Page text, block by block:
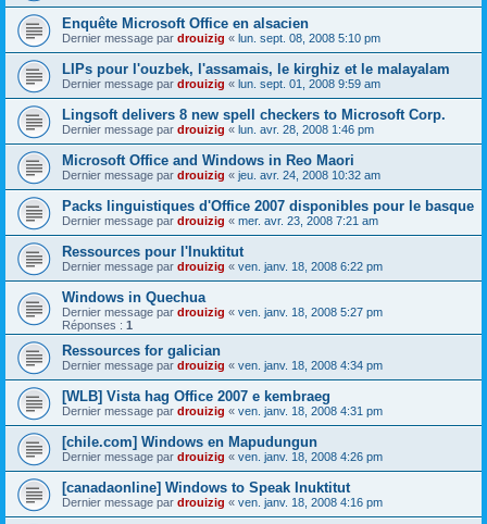
Enquête Microsoft Office en alsacien
Dernier message par drouizig « lun. sept. 08, 2008 5:10 pm
LIPs pour l'ouzbek, l'assamais, le kirghiz et le malayalam
Dernier message par drouizig « lun. sept. 01, 2008 9:59 am
Lingsoft delivers 8 new spell checkers to Microsoft Corp.
Dernier message par drouizig « lun. avr. 28, 2008 1:46 pm
Microsoft Office and Windows in Reo Maori
Dernier message par drouizig « jeu. avr. 24, 2008 10:32 am
Packs linguistiques d'Office 2007 disponibles pour le basque
Dernier message par drouizig « mer. avr. 23, 2008 7:21 am
Ressources pour l'Inuktitut
Dernier message par drouizig « ven. janv. 18, 2008 6:22 pm
Windows in Quechua
Dernier message par drouizig « ven. janv. 18, 2008 5:27 pm
Réponses : 1
Ressources for galician
Dernier message par drouizig « ven. janv. 18, 2008 4:34 pm
[WLB] Vista hag Office 2007 e kembraeg
Dernier message par drouizig « ven. janv. 18, 2008 4:31 pm
[chile.com] Windows en Mapudungun
Dernier message par drouizig « ven. janv. 18, 2008 4:26 pm
[canadaonline] Windows to Speak Inuktitut
Dernier message par drouizig « ven. janv. 18, 2008 4:16 pm